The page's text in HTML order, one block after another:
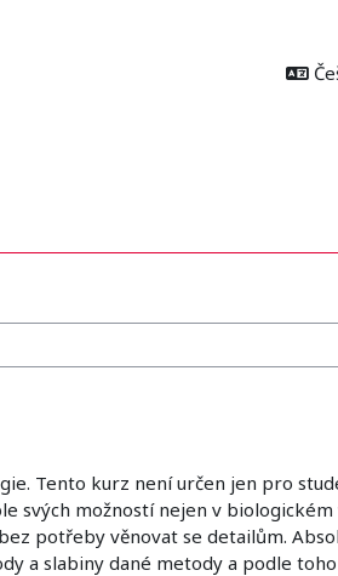
Tento kurz není určen jen pro
svých možností nejen v biologickém
potřeby věnovat se detailům.
a slabiny dané metody a podle